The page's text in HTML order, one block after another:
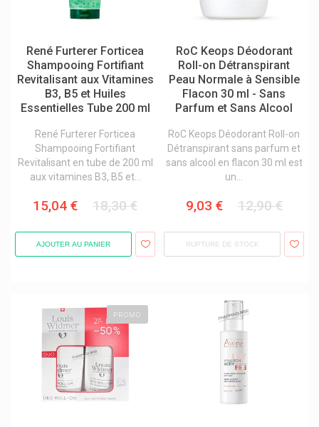
Soins de pieds
Soins des ongles
Soins du visage
Soins hommes
Arbasy Pharma
Argiletz Argile
Arkopharma Arkogélules / Arkoroyal
Asid-Bonz
Assanis
Aunea Produits
Avène Produits / Avène Eau Thermale
Awa's Cosmetics
Axitrans Anti-Transpirants
Babé Laboratoires
Bakel
Bayer
Bayer Bepanthen, Bepanthol
Bell Ânesse En Provence
Ben & Anna
Bergland
Better Toothbrush
Biafine Cicabiafine
Bio-Oil/bi-Oil Anti-Cicatrices
René Furterer Forticea
Shampooing Fortifiant
Revitalisant aux Vitamines
B3, B5 et Huiles
Essentielles Tube 200 ml
René Furterer Forticea
Shampooing Fortifiant
Revitalisant en tube de 200 ml
aux vitamines B3, B5 et...
15,04 € 18,30 €
AJOUTER AU PANIER
RoC Keops Déodorant
Roll-on Détranspirant
Peau Normale à Sensible
Flacon 30 ml - Sans
Parfum et Sans Alcool
RoC Keops Déodorant Roll-on
Détranspirant sans parfum et
sans alcool en flacon 30 ml est
un...
9,03 € 12,90 €
RUPTURE DE STOCK
PROMO